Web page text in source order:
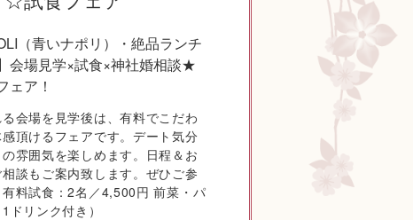
（青いナポリ）・絶品ランチ
会場見学×試食×神社婚相談★
ェア！
会場を見学後は、有料でこだわ
頂けるフェアです。デート気分
雰囲気を楽しめます。日程＆お
談もご案内致します。ぜひご参
料試食：2名／4,500円 前菜・パ
ドリンク付き）